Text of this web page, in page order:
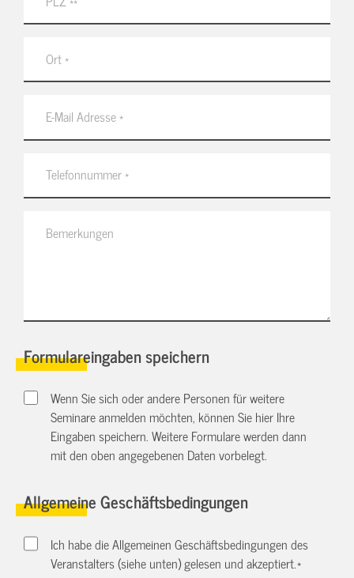
Formulareingaben speichern
Wenn Sie sich oder andere Personen für weitere
Seminare anmelden möchten, können Sie hier Ihre
Eingaben speichern. Weitere Formulare werden dann
mit den oben angegebenen Daten vorbelegt.
Allgemeine Geschäftsbedingungen
Ich habe die Allgemeinen Geschäftsbedingungen des
Veranstalters (siehe unten) gelesen und akzeptiert.*